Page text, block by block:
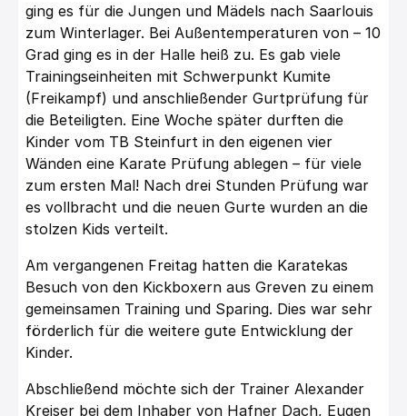
ging es für die Jungen und Mädels nach Saarlouis
zum Winterlager. Bei Außentemperaturen von – 10
Grad ging es in der Halle heiß zu. Es gab viele
Trainingseinheiten mit Schwerpunkt Kumite
(Freikampf) und anschließender Gurtprüfung für
die Beteiligten. Eine Woche später durften die
Kinder vom TB Steinfurt in den eigenen vier
Wänden eine Karate Prüfung ablegen – für viele
zum ersten Mal! Nach drei Stunden Prüfung war
es vollbracht und die neuen Gurte wurden an die
stolzen Kids verteilt.
Am vergangenen Freitag hatten die Karatekas
Besuch von den Kickboxern aus Greven zu einem
gemeinsamen Training und Sparing. Dies war sehr
förderlich für die weitere gute Entwicklung der
Kinder.
Abschließend möchte sich der Trainer Alexander
Kreiser bei dem Inhaber von Hafner Dach, Eugen